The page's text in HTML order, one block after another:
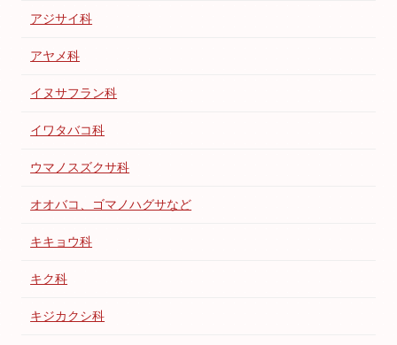
アジサイ科
アヤメ科
イヌサフラン科
イワタバコ科
ウマノスズクサ科
オオバコ、ゴマノハグサなど
キキョウ科
キク科
キジカクシ科